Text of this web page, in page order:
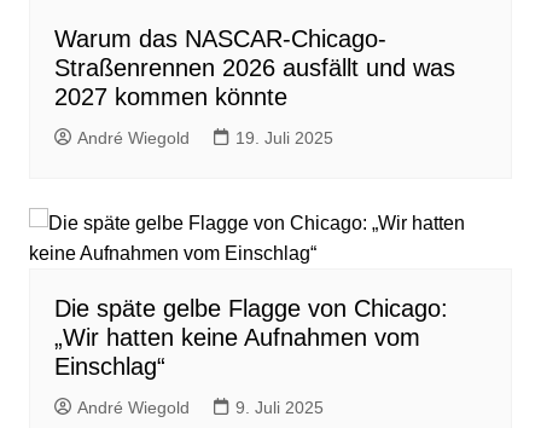
Warum das NASCAR-Chicago-
Straßenrennen 2026 ausfällt und was
2027 kommen könnte
André Wiegold 19. Juli 2025
Die späte gelbe Flagge von Chicago:
„Wir hatten keine Aufnahmen vom
Einschlag“
André Wiegold 9. Juli 2025